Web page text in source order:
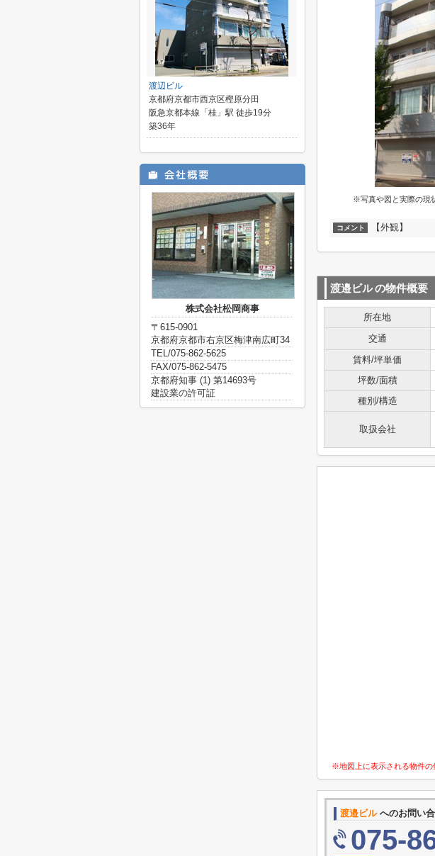
※写真や図と実際の現
コメント 【外観】
渡邉ビルの物件概要
所在地
交通
賃料/坪単価
坪数/面積
種別/構造
取扱会社
※地図上に表示される物件の
渡邉ビルへのお問い
075-
渡辺ビル
京都府京都市西京区樫原分田
阪急京都本線「桂」駅 徒歩19分
築36年
株式会社松岡商事
〒615-0901
京都府京都市右京区梅津南広町34
TEL/075-862-5625
FAX/075-862-5475
京都府知事 (1) 第14693号
建設業の許可証